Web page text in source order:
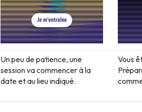
Un peu de patience, une
session va commencer à la
date et au lieu indiqué.
Vous